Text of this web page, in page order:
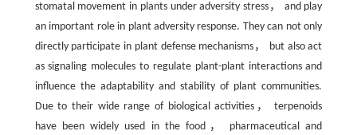
stomatal movement in plants under adversity stress， and play
an important role in plant adversity response. They can not only
directly participate in plant defense mechanisms， but also act
as signaling molecules to regulate plant-plant interactions and
influence the adaptability and stability of plant communities.
Due to their wide range of biological activities， terpenoids
have been widely used in the food， pharmaceutical and